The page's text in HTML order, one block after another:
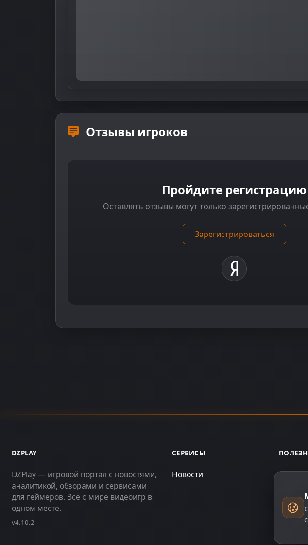
Отзывы игроков
Пройдите регистрацию
Оставлять отзывы могут только
Зарегистрироваться
DZPLAY
DZPlay — игровой портал с новостями,
аналитикой, обзорами и сервисами
для геймеров. Всё о мире видеоигр в
одном месте.
v4.10.2
СЕРВИСЫ
Новости